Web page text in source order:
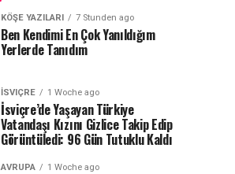
KÖŞE YAZILARI 7 Stunden ago
Ben Kendimi En Çok Yanıldığım
Yerlerde Tanıdım
İSVIÇRE 1 Woche ago
İsviçre’de Yaşayan Türkiye
Vatandaşı Kızını Gizlice Takip Edip
Görüntüledi: 96 Gün Tutuklu Kaldı
AVRUPA 1 Woche ago